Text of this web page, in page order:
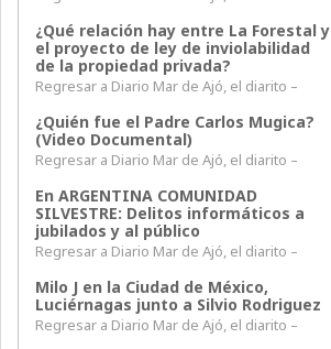
¿Qué relación hay entre La Forestal y
el proyecto de ley de inviolabilidad
de la propiedad privada?
Regresar a Diario Mar de Ajó, el diarito –
¿Quién fue el Padre Carlos Mugica?
(Video Documental)
Regresar a Diario Mar de Ajó, el diarito –
En ARGENTINA COMUNIDAD
SILVESTRE: Delitos informáticos a
jubilados y al público
Regresar a Diario Mar de Ajó, el diarito –
Milo J en la Ciudad de México,
Luciérnagas junto a Silvio Rodriguez
Regresar a Diario Mar de Ajó, el diarito –